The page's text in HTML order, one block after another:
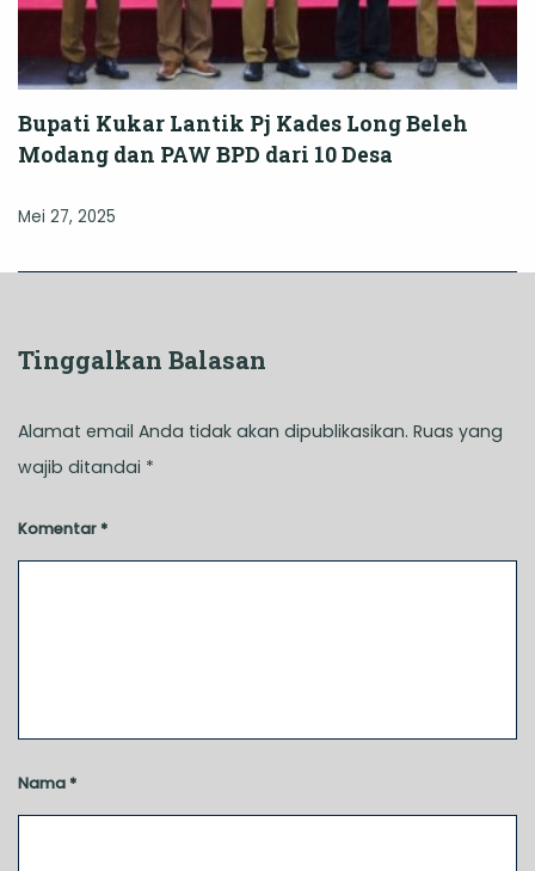
Bupati Kukar Lantik Pj Kades Long Beleh
Modang dan PAW BPD dari 10 Desa
Mei 27, 2025
Tinggalkan Balasan
Alamat email Anda tidak akan dipublikasikan. Ruas yang
wajib ditandai *
Komentar *
Nama *